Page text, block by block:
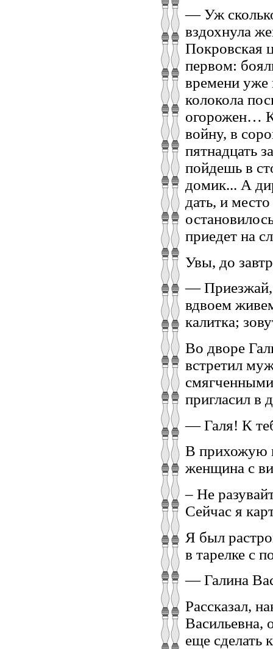
— Уж
вздохнула
Покровская
первом:
времени уже
колокола
огорожен…
войну, в
пятнадцать
пойдешь в
домик... А
дать, и
приедет на
Увы, до
— Приезжай,
вдвоем
калитка;
Во дворе
встретил
пригласил в
— Галя! К
В прихожую
женщина с
– Не
Сейчас я
Я был
в тарелке с
— Галина
Рассказал,
Васильевна,
еще сделать